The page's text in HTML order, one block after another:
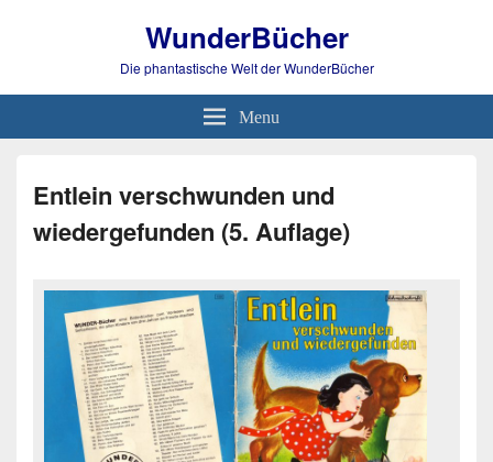
WunderBücher
Die phantastische Welt der WunderBücher
Menu
Entlein verschwunden und
wiedergefunden (5. Auflage)